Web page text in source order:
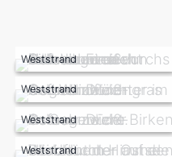
Weststrand
Weststrand
Weststrand
Weststrand